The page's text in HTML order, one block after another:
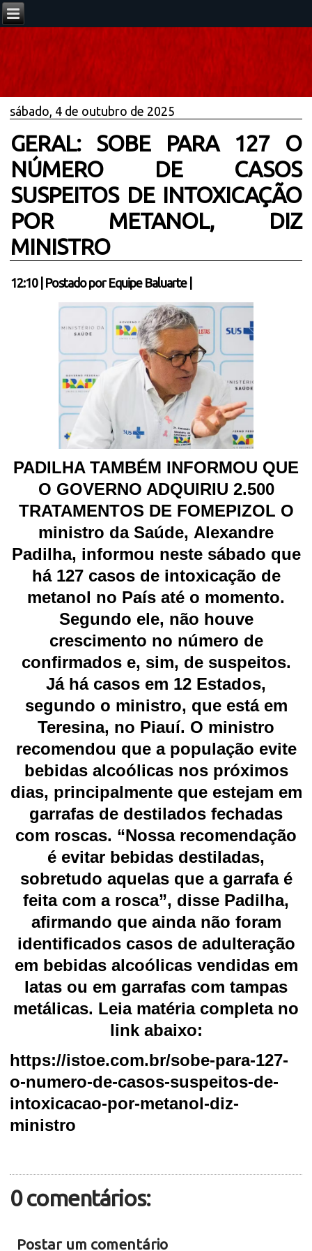
sábado, 4 de outubro de 2025
GERAL: SOBE PARA 127 O
NÚMERO DE CASOS
SUSPEITOS DE INTOXICAÇÃO
POR METANOL, DIZ
MINISTRO
12:10| Postado por Equipe Baluarte
PADILHA TAMBÉM INFORMOU QUE
O GOVERNO ADQUIRIU 2.500
TRATAMENTOS DE FOMEPIZOL O
ministro da Saúde, Alexandre
Padilha, informou neste sábado que
há127 casos de intoxicação de
metanol no País até o momento.
Segundo ele, não houve
crescimento no número de
confirmados e, sim, de suspeitos.
Já há casos em 12 Estados,
segundo o ministro, que está em
Teresina, no Piauí. O ministro
recomendou que a população evite
bebidas alcoólicas nos próximos
dias, principalmente que estejam em
garrafas de destilados fechadas
com roscas. “Nossa recomendação
é evitar bebidas destiladas,
sobretudo aquelas que a garrafa é
feita com a rosca”, disse Padilha,
afirmando que ainda não foram
identificados casos de adulteração
em bebidas alcoólicas vendidas em
latas ou em garrafas com tampas
metálicas. Leia matéria completa no
link abaixo:
https://istoe.com.br/sobe-para-127-
o-numero-de-casos-suspeitos-de-
intoxicacao-por-metanol-diz-
ministro
0 comentários:
Postar um comentário